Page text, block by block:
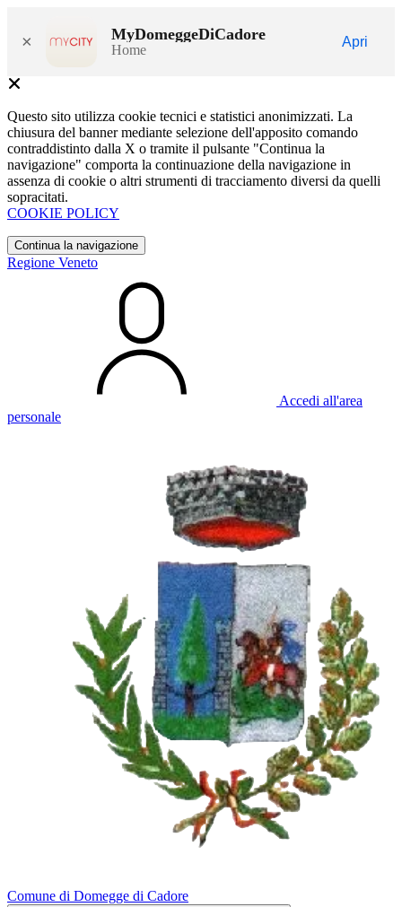
× MyDomeggeDiCadore
Home
Apri
Questo sito utilizza cookie tecnici e statistici anonimizzati. La
chiusura del banner mediante selezione dell'apposito comando
contraddistinto dalla X o tramite il pulsante "Continua la
navigazione" comporta la continuazione della navigazione in
assenza di cookie o altri strumenti di tracciamento diversi da quelli
sopracitati.
COOKIE POLICY
Continua la navigazione
Regione Veneto
Accedi all'area
personale
Comune di Domegge di Cadore